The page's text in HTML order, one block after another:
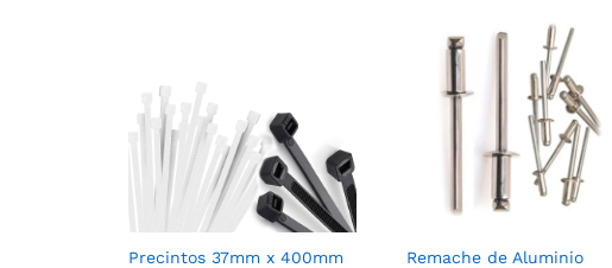
Precintos 37mm x 400mm
Remache de Aluminio